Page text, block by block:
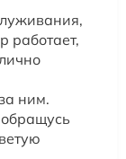
работает,
ним.